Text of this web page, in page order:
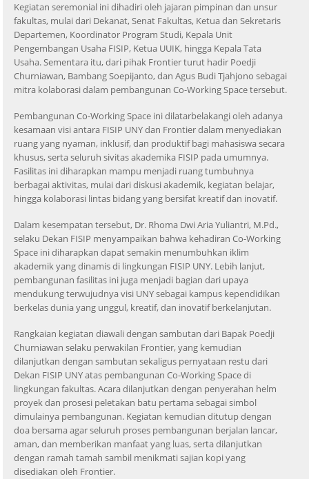
Kegiatan seremonial ini dihadiri oleh jajaran pimpinan dan unsur
fakultas, mulai dari Dekanat, Senat Fakultas, Ketua dan Sekretaris
Departemen, Koordinator Program Studi, Kepala Unit
Pengembangan Usaha FISIP, Ketua UUIK, hingga Kepala Tata
Usaha. Sementara itu, dari pihak Frontier turut hadir Poedji
Churniawan, Bambang Soepijanto, dan Agus Budi Tjahjono sebagai
mitra kolaborasi dalam pembangunan Co-Working Space tersebut.
Pembangunan Co-Working Space ini dilatarbelakangi oleh adanya
kesamaan visi antara FISIP UNY dan Frontier dalam menyediakan
ruang yang nyaman, inklusif, dan produktif bagi mahasiswa secara
khusus, serta seluruh sivitas akademika FISIP pada umumnya.
Fasilitas ini diharapkan mampu menjadi ruang tumbuhnya
berbagai aktivitas, mulai dari diskusi akademik, kegiatan belajar,
hingga kolaborasi lintas bidang yang bersifat kreatif dan inovatif.
Dalam kesempatan tersebut, Dr. Rhoma Dwi Aria Yuliantri, M.Pd.,
selaku Dekan FISIP menyampaikan bahwa kehadiran Co-Working
Space ini diharapkan dapat semakin menumbuhkan iklim
akademik yang dinamis di lingkungan FISIP UNY. Lebih lanjut,
pembangunan fasilitas ini juga menjadi bagian dari upaya
mendukung terwujudnya visi UNY sebagai kampus kependidikan
berkelas dunia yang unggul, kreatif, dan inovatif berkelanjutan.
Rangkaian kegiatan diawali dengan sambutan dari Bapak Poedji
Churniawan selaku perwakilan Frontier, yang kemudian
dilanjutkan dengan sambutan sekaligus pernyataan restu dari
Dekan FISIP UNY atas pembangunan Co-Working Space di
lingkungan fakultas. Acara dilanjutkan dengan penyerahan helm
proyek dan prosesi peletakan batu pertama sebagai simbol
dimulainya pembangunan. Kegiatan kemudian ditutup dengan
doa bersama agar seluruh proses pembangunan berjalan lancar,
aman, dan memberikan manfaat yang luas, serta dilanjutkan
dengan ramah tamah sambil menikmati sajian kopi yang
disediakan oleh Frontier.